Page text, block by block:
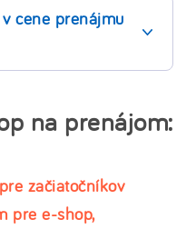
cene prenájmu
na prenájom:
začiatočníkov
pre e-shop,